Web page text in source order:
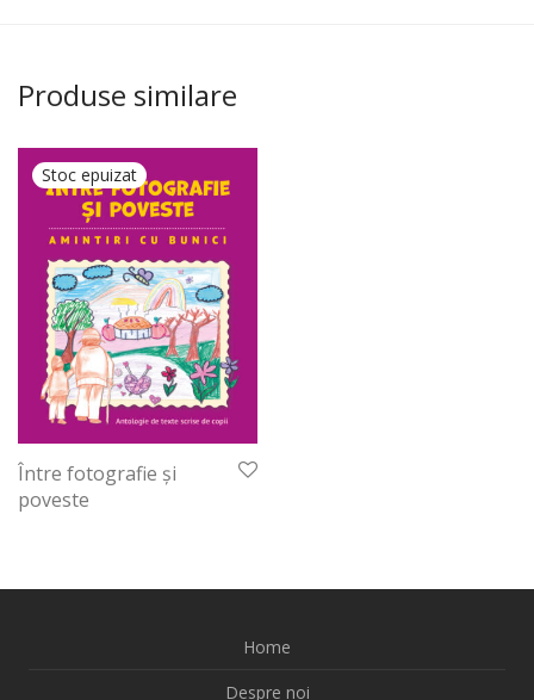
Produse similare
Între fotografie și
poveste
Home
Despre noi